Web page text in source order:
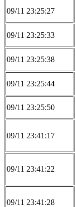
09/11 23:25:27
09/11 23:25:33
09/11 23:25:38
09/11 23:25:44
09/11 23:25:50
09/11 23:41:17
09/11 23:41:22
09/11 23:41:28